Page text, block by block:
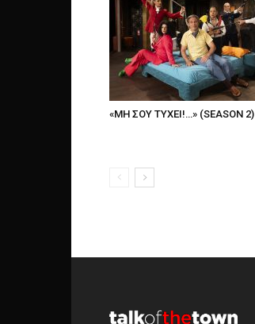
«ΜΗ ΣΟΥ ΤΥΧΕΙ!…» (SEASON 2)